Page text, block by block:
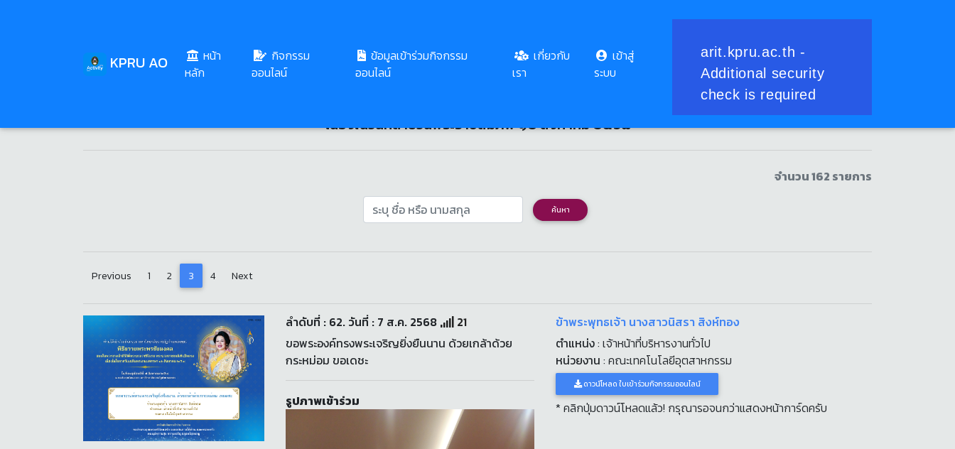
KPRU AO
หน้า
หลัก
กิจกรรม
ออนไลน์
ข้อมูลเข้าร่วมกิจกรรม
ออนไลน์
เกี่ยวกับ
เรา
เข้าสู่
ระบบ
พิธีถวายพระพรชัยมงคล
สมเด็จพระนางเจ้าสิริกิติ์พระบรมราชินีนาถ พระบรมราชชนนีพันปีหลวง
เนื่องในวันคล้ายวันพระราชสมภพ ๑๒ สิงหาคม ๒๕๖๘
จำนวน 162 รายการ
ค้นหา
Previous 1 2 3 4 Next
ลำดับที่ : 62. วันที่ : 7 ส.ค. 2568
21
ขอพระองค์ทรงพระเจริญยิ่งยืนนาน ด้วยเกล้าด้วย
กระหม่อม ขอเดชะ
รูปภาพเข้าร่วม
ข้าพระพุทธเจ้า นางสาวนิสรา สิงห์ทอง
ตำแหน่ง: เจ้าหน้าที่บริหารงานทั่วไป
หน่วยงาน : คณะเทคโนโลยีอุตสาหกรรม
ดาวน์โหลด ใบเข้าร่วมกิจกรรมออนไลน์
* คลิกปุ่มดาวน์โหลดแล้ว! กรุณารอจนกว่าแสดงหน้าการ์ดครับ